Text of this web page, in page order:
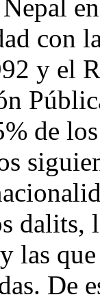
con
y el
de
dalits,
las
De